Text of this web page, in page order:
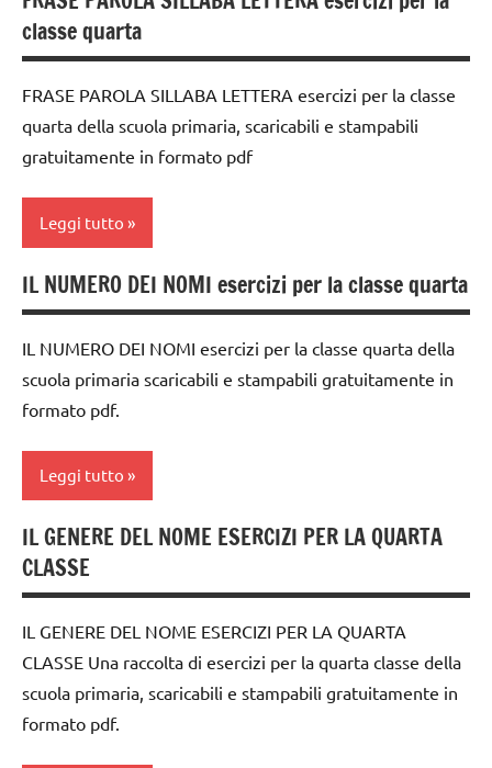
TUTTI GLI
ARGOMENTI
TUTTI GLI
ARTICOLI
classe
4a
6
anni
DOWNLOAD
con le
italiano
LINGUAGGIO
didattico
TUTTI GLI
PER ETA'
TUTTI GLI
classe quarta
FRASE PAROLA SILLABA LETTERA esercizi per la classe
quarta della scuola primaria, scaricabili e stampabili
gratuitamente in formato pdf
Leggi tutto
classe
4a
dai
6
anni
DOWNLOAD
italiano
LINGUAGGIO
didattico
TUTTI GLI
PER ETA'
IL NUMERO DEI NOMI esercizi per la classe quarta
IL NUMERO DEI NOMI esercizi per la classe quarta della
scuola primaria scaricabili e stampabili gratuitamente in
formato pdf.
Leggi tutto
classe
4a
6
anni
DOWNLOAD
IL GENERE DEL NOME ESERCIZI PER LA QUARTA
CLASSE
IL GENERE DEL NOME ESERCIZI PER LA QUARTA
CLASSE Una raccolta di esercizi per la quarta classe della
scuola primaria, scaricabili e stampabili gratuitamente in
formato pdf.